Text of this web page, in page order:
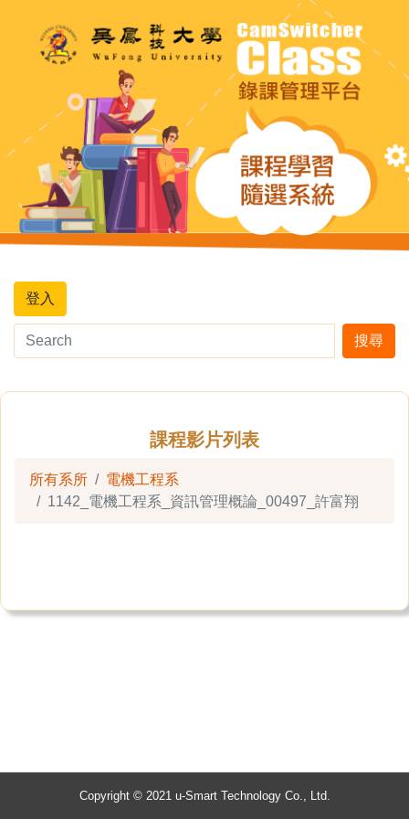
登入
搜尋
課程影片列表
所有系所
電機工程系
1142_電機工程系_資訊管理概論_00497_許富翔
Copyright © 2021 u-Smart Technology Co., Ltd.